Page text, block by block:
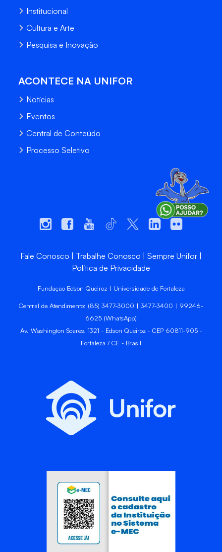
Institucional
Cultura e Arte
Pesquisa e Inovação
ACONTECE NA UNIFOR
Notícias
Eventos
Central de Conteúdo
Processo Seletivo
Fale Conosco Trabalhe Conosco
Sempre Unifor
Política de Privacidade
Fundação Edson Queiroz | Universidade de Fortaleza
Central de Atendimento: (85) 3477-3000 | 3477-3400 | 99246-
6625 (WhatsApp)
Av. Washington Soares, 1321 - Edson Queiroz - CEP 60811-905 -
Fortaleza / CE - Brasil